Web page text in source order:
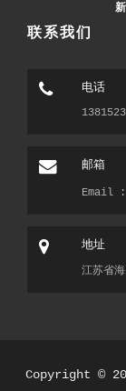
联系我们
电话
邮箱
Email :
地址
江苏省
Copyright ©